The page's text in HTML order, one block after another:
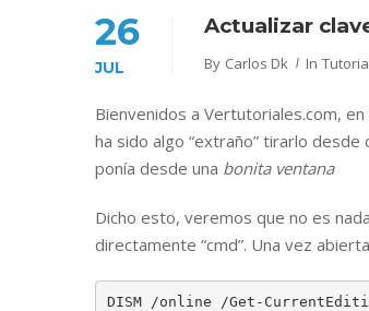
26
JUL
Actualizar
By Carlos Dk In
Bienvenidos a Vertutoriales.com,
ha sido algo “extraño” tirarlo
ponía desde una bonita ventana
Dicho esto, veremos que no es
directamente “cmd”. Una vez
DISM /online /Get-